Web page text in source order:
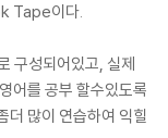
Tape이다.
성되어있고, 실제
어를 공부 할수있도록
많이 연습하여 익힐